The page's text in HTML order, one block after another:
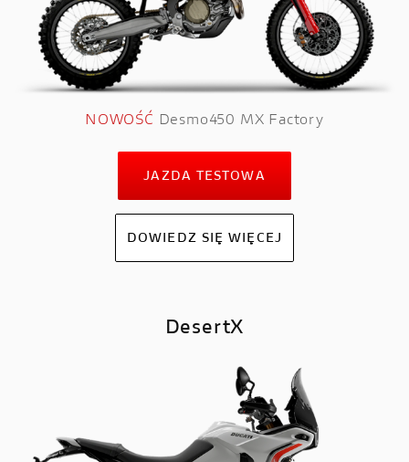
NOWOŚĆ Desmo450 MX Factory
JAZDA TESTOWA
DOWIEDZ SIĘ WIĘCEJ
DesertX